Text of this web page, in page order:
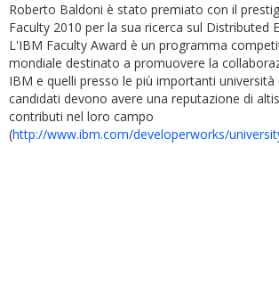
Roberto Baldoni è stato premiato con il
Faculty 2010 per la sua ricerca sul Distributed
L'IBM Faculty Award è un programma
mondiale destinato a promuovere la
IBM e quelli presso le più importanti
candidati devono avere una reputazione di
contributi nel loro campo
(http://www.ibm.com/developerworks/